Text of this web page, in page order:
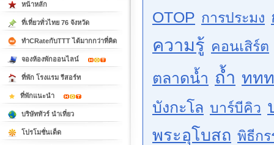
OTOP การประมง
ความรู้ คอนเสิร์ต
ตลาดน้ำ ถ้ำ ทท
บังกะโล บาร์บีคิว
พระอุโบสถ พิธีกร
หน้าหลัก
ที่เที่ยวทั่วไทย 76 จังหวัด
ทำCRateกับTTT ได้มากกว่าที่คิด
จองห้องพักออนไลน์
ที่พัก โรงแรม รีสอร์ท
ที่พักแนะนำ
บริษัททัวร์ นำเที่ยว
โปรโมชั่นเด็ด